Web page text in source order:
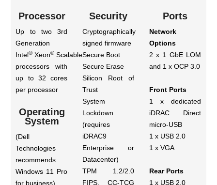
Processor
Up to two 3rd
Generation
Intel® Xeon® Scalable
processors with
up to 32 cores
per processor
Operating
System
(Dell
Technologies
recommends
Windows 11 Pro
for business)
Security
Cryptographically
signed firmware
Secure Boot
Secure Erase
Silicon Root of
Trust
System
Lockdown
(requires
iDRAC9
Enterprise or
Datacenter)
TPM 1.2/2.0
FIPS, CC-TCG
Ports
Network
Options
2 x 1 GbE LOM
and 1 x OCP 3.0
Front Ports
1 x dedicated
iDRAC Direct
micro-USB
1 x USB 2.0
1 x VGA
Rear Ports
1 x USB 2.0